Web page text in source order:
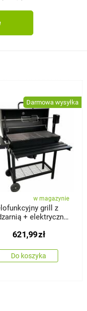
Darmowa wysyłka
w magazynie
grill z
+ elektryczny
621,99zł
Do koszyka